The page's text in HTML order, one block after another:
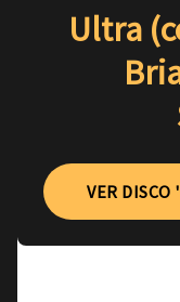
Ultra
VER DISCO